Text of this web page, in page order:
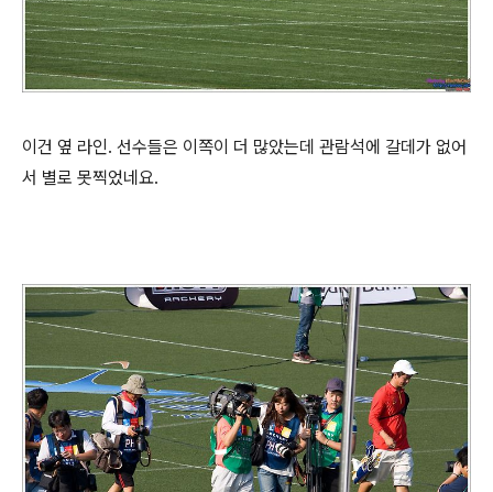
이건 옆 라인. 선수들은 이쪽이 더 많았는데 관람석에 갈데가 없어
서 별로 못찍었네요.